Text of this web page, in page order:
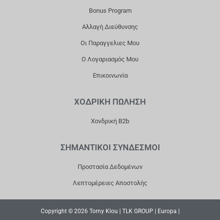
M
Bonus Program
Αλλαγή Διεύθυνσης
Οι Παραγγελιες Μου
Ο Λογαριασμός Μου
Επικοινωνία
ΧΟΔΡΙΚΗ ΠΩΛΗΣΗ
Χονδρική B2b
ΣΗΜΑΝΤΙΚΟΙ ΣΥΝΔΕΣΜΟΙ
Προστασία Δεδομένων
Λεπτομέρειες Αποστολής
Copyright © 2026 Tomy Klou | TLK GROUP | Europa |